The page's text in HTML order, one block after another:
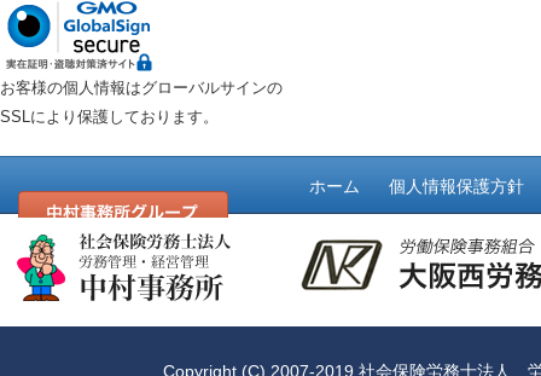
お客様の個人情報はグローバルサインの
SSLにより保護しております。
ホーム 個人情報保護方針
Copyright (C) 2007-2019社会保険労務士法人